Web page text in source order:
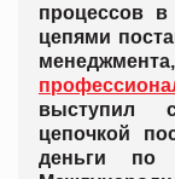
процессов в
цепями
выступил
цепочкой
деньги по